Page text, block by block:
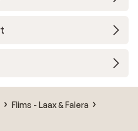
Flims - Laax & Falera